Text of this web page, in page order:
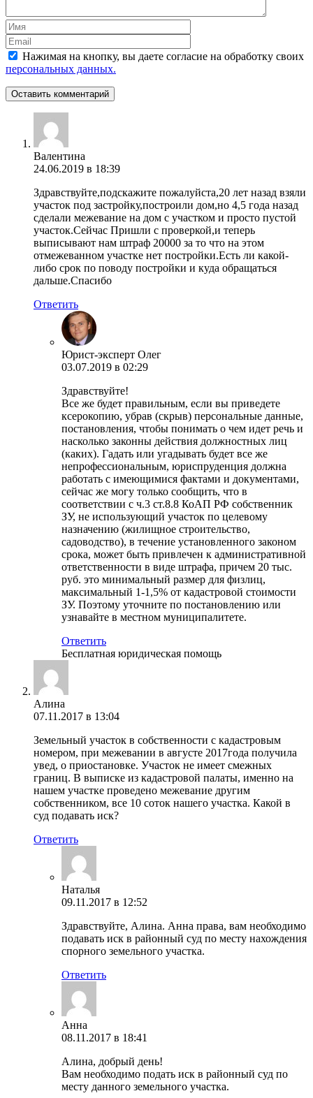
Нажимая на кнопку, вы даете согласие на обработку своих
персональных данных.
Оставить комментарий
Валентина
24.06.2019 в 18:39
Здравствуйте,подскажите пожалуйста,20 лет назад взяли
участок под застройку,построили дом,но 4,5 года назад
сделали межевание на дом с участком и просто пустой
участок.Сейчас Пришли с проверкой,и теперь
выписывают нам штраф 20000 за то что на этом
отмежеванном участке нет постройки.Есть ли какой-
либо срок по поводу постройки и куда обращаться
дальше.Спасибо
Ответить
Юрист-эксперт Олег
03.07.2019 в 02:29
Здравствуйте!
Все же будет правильным, если вы приведете
ксерокопию, убрав (скрыв) персональные данные,
постановления, чтобы понимать о чем идет речь и
насколько законны действия должностных лиц
(каких). Гадать или угадывать будет все же
непрофессиональным, юриспруденция должна
работать с имеющимися фактами и документами,
сейчас же могу только сообщить, что в
соответствии с ч.3 ст.8.8 КоАП РФ собственник
ЗУ, не использующий участок по целевому
назначению (жилищное строительство,
садоводство), в течение установленного законом
срока, может быть привлечен к административной
ответственности в виде штрафа, причем 20 тыс.
руб. это минимальный размер для физлиц,
максимальный 1-1,5% от кадастровой стоимости
ЗУ. Поэтому уточните по постановлению или
узнавайте в местном муниципалитете.
Ответить
Бесплатная юридическая помощь
Алина
07.11.2017 в 13:04
Земельный участок в собственности с кадастровым
номером, при межевании в августе 2017года получила
увед, о приостановке. Участок не имеет смежных
границ. В выписке из кадастровой палаты, именно на
нашем участке проведено межевание другим
собственником, все 10 соток нашего участка. Какой в
суд подавать иск?
Ответить
Наталья
09.11.2017 в 12:52
Здравствуйте, Алина. Анна права, вам необходимо
подавать иск в районный суд по месту нахождения
спорного земельного участка.
Ответить
Анна
08.11.2017 в 18:41
Алина, добрый день!
Вам необходимо подать иск в районный суд по
месту данного земельного участка.